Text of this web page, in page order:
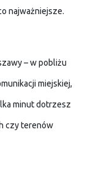
najważniejsze.
– w pobliżu
miejskiej,
minut dotrzesz
czy terenów